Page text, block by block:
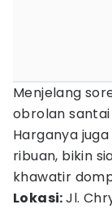
Menjelang
obrolan
Harganya
ribuan, bikin
khawatir
Lokasi:Jl.